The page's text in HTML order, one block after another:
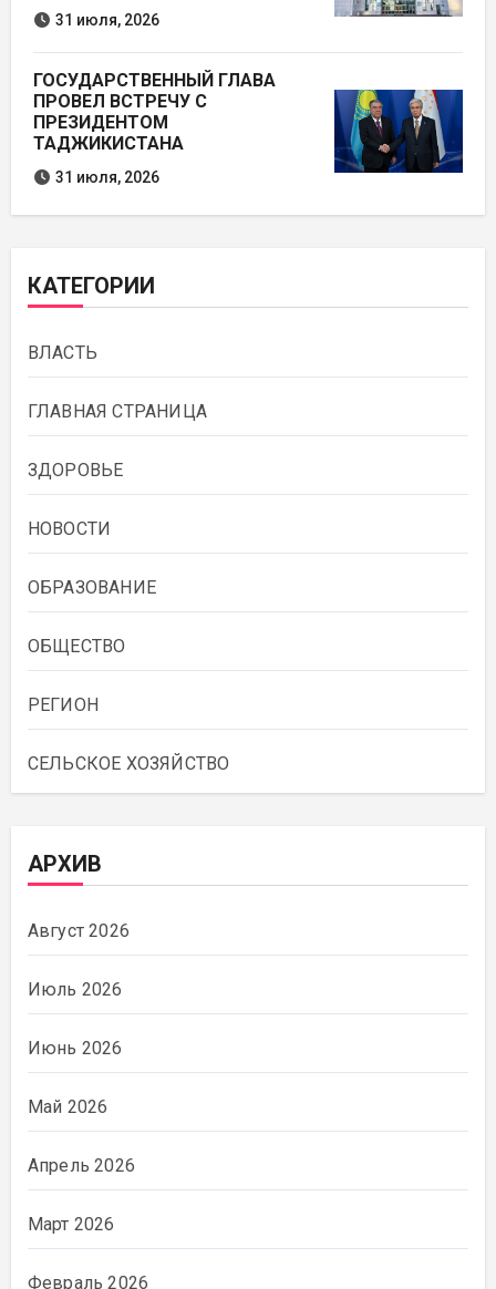
31 июля, 2026
ГОСУДАРСТВЕННЫЙ ГЛАВА
ПРОВЕЛ ВСТРЕЧУ С
ПРЕЗИДЕНТОМ
ТАДЖИКИСТАНА
31 июля, 2026
КАТЕГОРИИ
ВЛАСТЬ
ГЛАВНАЯ СТРАНИЦА
ЗДОРОВЬЕ
НОВОСТИ
ОБРАЗОВАНИЕ
ОБЩЕСТВО
РЕГИОН
СЕЛЬСКОЕ ХОЗЯЙСТВО
АРХИВ
Август 2026
Июль 2026
Июнь 2026
Май 2026
Апрель 2026
Март 2026
Февраль 2026